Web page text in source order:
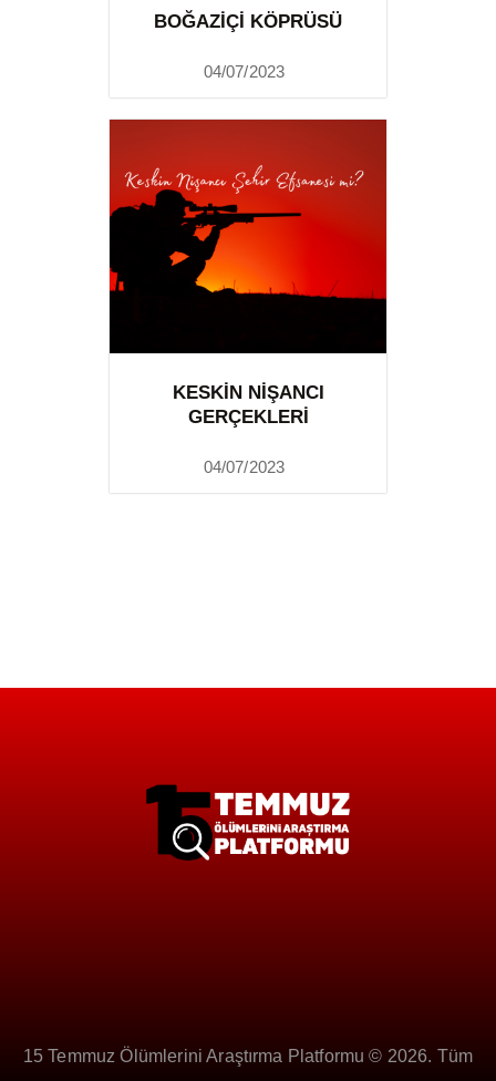
BOĞAZIÇI KÖPRÜSÜ
04/07/2023
KESKIN NIŞANCI
GERÇEKLERI
04/07/2023
15 Temmuz Ölümlerini Araştırma Platformu © 2026. Tüm